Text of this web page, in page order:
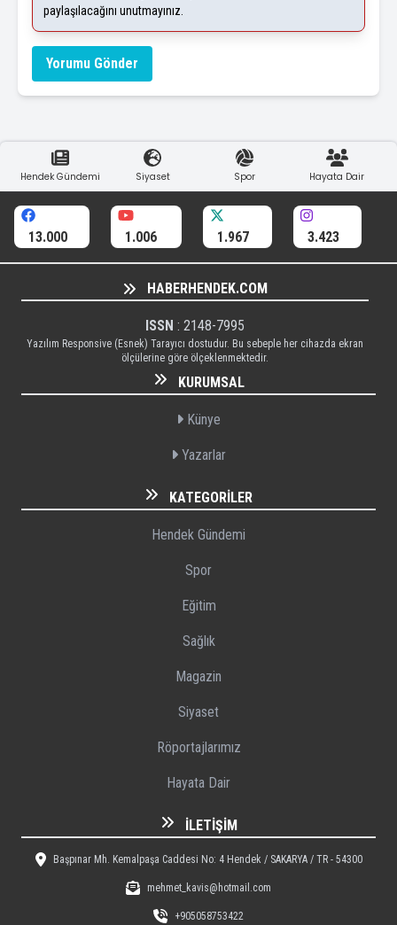
paylaşılacağını unutmayınız.
Yorumu Gönder
Hendek Gündemi Siyaset Spor Hayata Dair
13.000 1.006 1.967 3.423
HABERHENDEK.COM
ISSN : 2148-7995
Yazılım Responsive (Esnek) Tarayıcı dostudur. Bu sebeple her cihazda ekran
ölçülerine göre ölçeklenmektedir.
KURUMSAL
Künye
Yazarlar
KATEGORILER
Hendek Gündemi
Spor
Eğitim
Sağlık
Magazin
Siyaset
Röportajlarımız
Hayata Dair
İLETIŞIM
Başpınar Mh. Kemalpaşa Caddesi No: 4 Hendek / SAKARYA / TR - 54300
mehmet_kavis@hotmail.com
+905058753422